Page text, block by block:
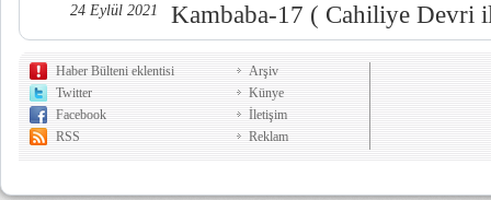
24 Eylül 2021 Kambaba-17 ( Cahiliye Devri
Haber Bülteni eklentisi
Twitter
Facebook
RSS
Arşiv
Künye
İletişim
Reklam